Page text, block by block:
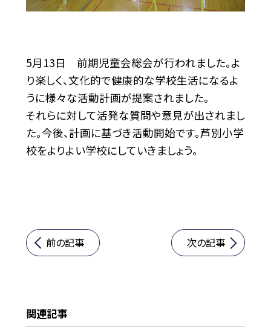
5月13日 前期児童会総会が行われました。よ
り楽しく、文化的で健康的な学校生活になるよ
うに様々な活動計画が提案されました。
それらに対して活発な質問や意見が出されまし
た。今後、計画に基づき活動開始です。芦別小学
校をよりよい学校にしていきましょう。
前の記事 次の記事
関連記事